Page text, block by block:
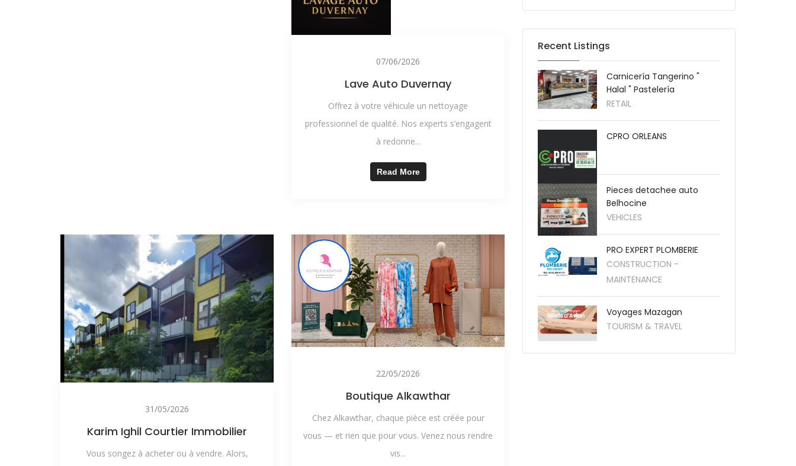
07/06/2026
Lave Auto Duvernay
Offrez à votre véhicule un nettoyage
professionnel de qualité. Nos experts s’engagent
à redonne...
Read More
31/05/2026
Karim Ighil Courtier Immobilier
Vous songez à acheter ou à vendre. Alors,
22/05/2026
Boutique Alkawthar
Chez Alkawthar, chaque pièce est créée pour
vous — et rien que pour vous. Venez nous rendre
vis...
Recent Listings
Carnicería Tangerino "
Halal " Pastelería
RETAIL
CPRO ORLEANS
Pieces detachee auto
Belhocine
VEHICLES
PRO EXPERT PLOMBERIE
CONSTRUCTION -
MAINTENANCE
Voyages Mazagan
TOURISM & TRAVEL